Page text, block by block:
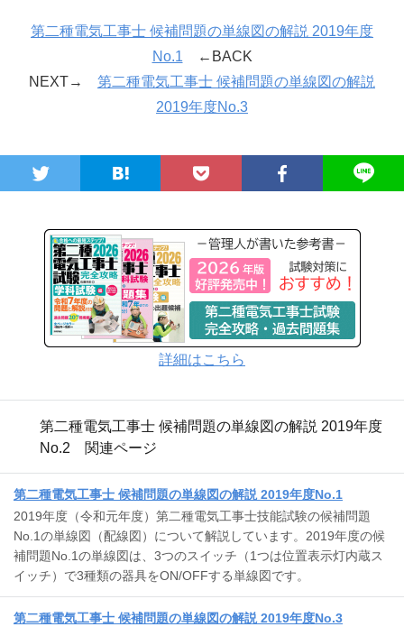
第二種電気工事士 候補問題の単線図の解説 2019年度
No.1 ←BACK
NEXT→ 第二種電気工事士 候補問題の単線図の解説
2019年度No.3
詳細はこちら
第二種電気工事士 候補問題の単線図の解説 2019年度
No.2 関連ページ
第二種電気工事士 候補問題の単線図の解説 2019年度No.1
2019年度（令和元年度）第二種電気工事士技能試験の候補問題
No.1の単線図（配線図）について解説しています。2019年度の候
補問題No.1の単線図は、3つのスイッチ（1つは位置表示灯内蔵ス
イッチ）で3種類の器具をON/OFFする単線図です。
第二種電気工事士 候補問題の単線図の解説 2019年度No.3